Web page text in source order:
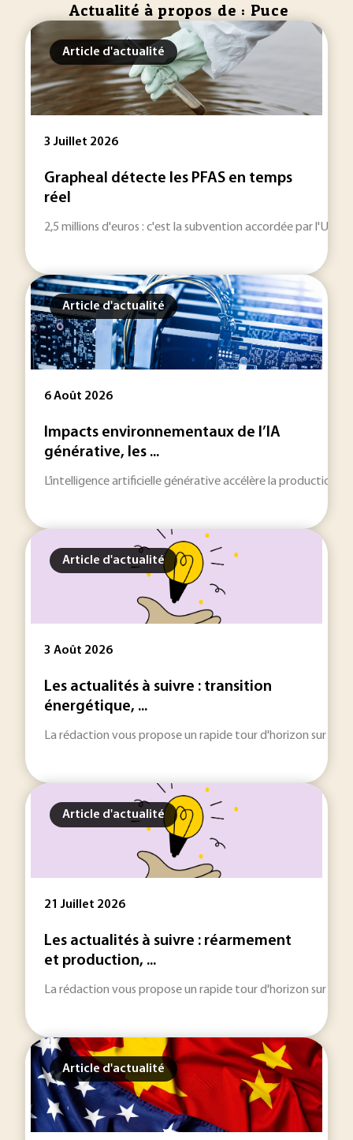
Actualité à propos de : Puce
Article d'actualité
3 Juillet 2026
Grapheal détecte les PFAS en temps
réel
2,5 millions d'euros : c'est la subvention accordée par
Article d'actualité
6 Août 2026
Impacts environnementaux de l’IA
générative, les ...
L’intelligence artificielle générative accélère la production
Article d'actualité
3 Août 2026
Les actualités à suivre : transition
énergétique, ...
La rédaction vous propose un rapide tour d'horizon sur les
Article d'actualité
21 Juillet 2026
Les actualités à suivre : réarmement
et production, ...
La rédaction vous propose un rapide tour d'horizon sur les
Article d'actualité